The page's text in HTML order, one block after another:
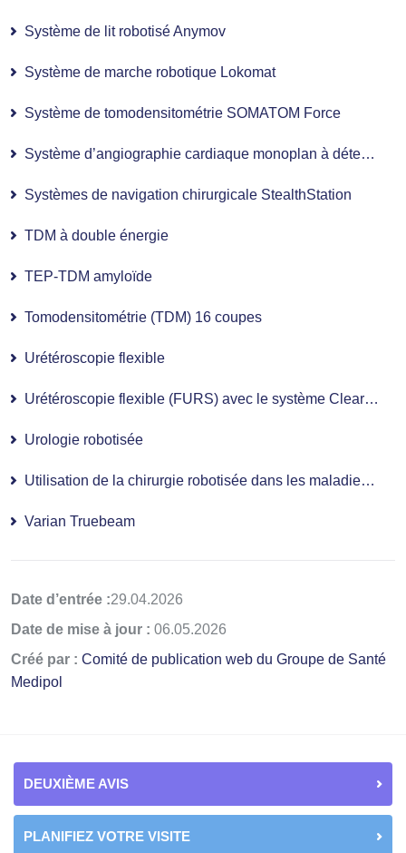
Système de lit robotisé Anymov
Système de marche robotique Lokomat
Système de tomodensitométrie SOMATOM Force
Système d’angiographie cardiaque monoplan à détecteur numérique plan
Systèmes de navigation chirurgicale StealthStation
TDM à double énergie
TEP-TDM amyloïde
Tomodensitométrie (TDM) 16 coupes
Urétéroscopie flexible
Urétéroscopie flexible (FURS) avec le système Clear Petra
Urologie robotisée
Utilisation de la chirurgie robotisée dans les maladies ORL (oto-rhino-laryngologie)
Varian Truebeam
Date d’entrée :29.04.2026
Date de mise à jour : 06.05.2026
Créé par : Comité de publication web du Groupe de Santé
Medipol
DEUXIÈME AVIS
PLANIFIEZ VOTRE VISITE